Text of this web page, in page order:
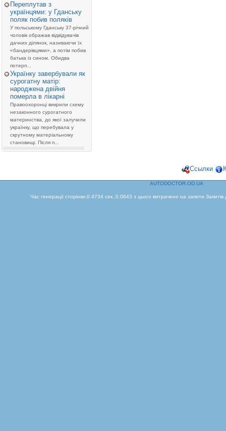
Переплутав з
українцями: у Гданську
поляк побив поляків
У польському Гданську 37-річний
чоловік ображав відвідувачів
дачних ділянок, називаючи їх
«бандерівцями», а потім побив
батька із сином. Обидва
потерп...
Українку завербували як
сурогатну матір:
народжена двійня
померла в лікарні
Правоохоронці викрили схему
незаконного сурогатного
материнства, до якої залучили
українку, що перебувала у
скрутному матеріальному
становищі. Після п...
Ссылки
AUTODOCTOR.OD.UA
Час генерації сторінки:0.4734 сек.,0.0643 з цього витрачено на